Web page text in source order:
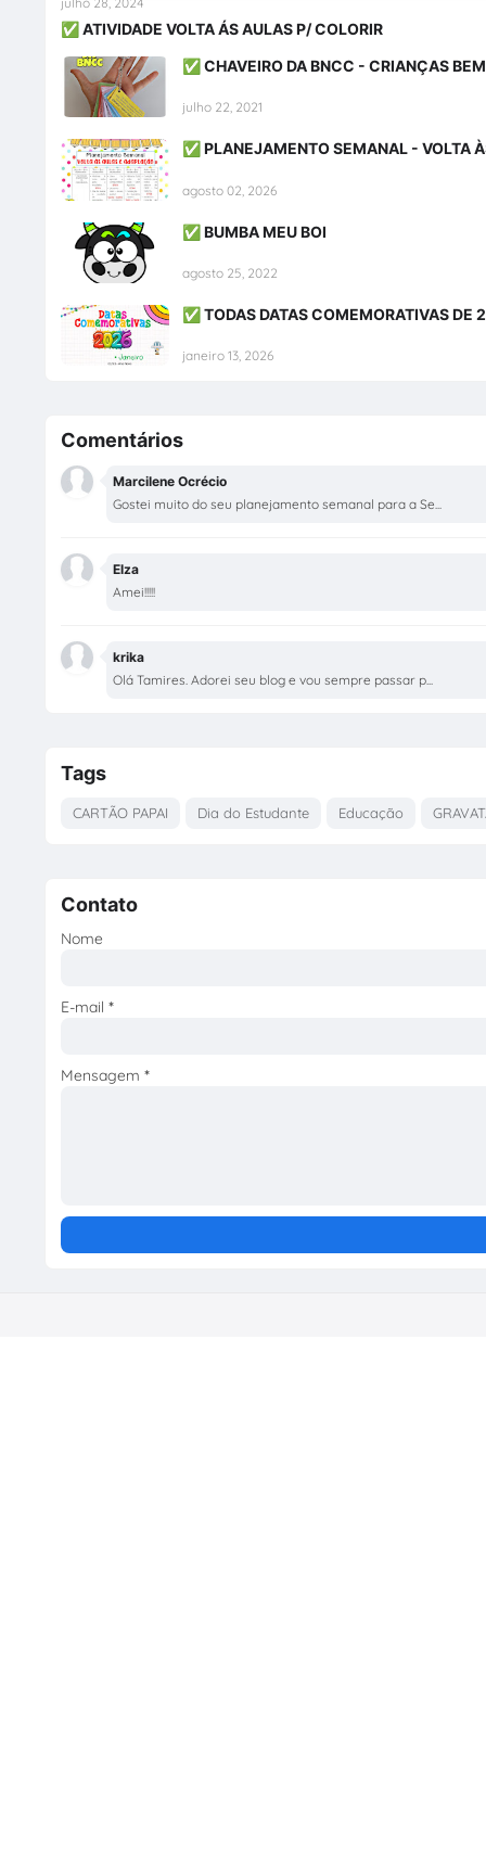
✅ ATIVIDADE VOLTA ÁS AULAS P/ COLORIR
✅ CHAVEIRO DA BNCC - CRIANÇAS
julho 22, 2021
✅ PLANEJAMENTO SEMANAL - VOLTA
agosto 02, 2026
✅ BUMBA MEU BOI
agosto 25, 2022
✅ TODAS DATAS COMEMORATIVAS DE
janeiro 13, 2026
Comentários
Marcilene Ocrécio
Gostei muito do seu planejamento semanal para a Se...
Elza
Amei!!!!!
krika
Olá Tamires. Adorei seu blog e vou sempre passar p...
Tags
CARTÃO PAPAI Dia do Estudante Educação
Contato
Nome
E-mail *
Mensagem *